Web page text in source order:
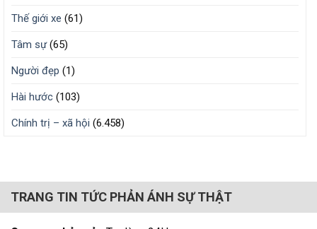
Thế giới xe (61)
Tâm sự(65)
Người đẹp (1)
Hài hước (103)
Chính trị – xã hội (6.458)
TRANG TIN TỨC PHẢN ÁNH SỰ THẬT